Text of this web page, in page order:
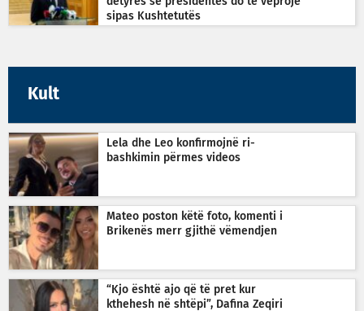
sipas Kushtetutës
Kult
Lela dhe Leo konfirmojnë ri-
bashkimin përmes videos
Mateo poston këtë foto, komenti i
Brikenës merr gjithë vëmendjen
“Kjo është ajo që të pret kur
kthehesh në shtëpi”, Dafina Zeqiri